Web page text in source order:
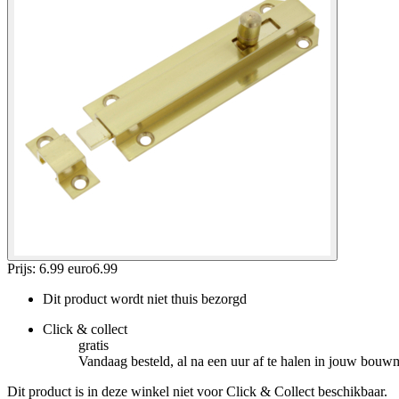
Prijs: 6.99 euro6.99
Dit product wordt niet thuis bezorgd
Click & collect
gratis
Vandaag besteld, al na een uur af te halen in jouw
Dit product is in deze winkel niet voor Click & Collect beschikbaar.